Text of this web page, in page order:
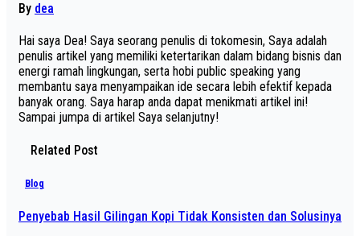
By dea
Hai saya Dea! Saya seorang penulis di tokomesin, Saya adalah
penulis artikel yang memiliki ketertarikan dalam bidang bisnis dan
energi ramah lingkungan, serta hobi public speaking yang
membantu saya menyampaikan ide secara lebih efektif kepada
banyak orang. Saya harap anda dapat menikmati artikel ini!
Sampai jumpa di artikel Saya selanjutny!
Related Post
Blog
Penyebab Hasil Gilingan Kopi Tidak Konsisten dan Solusinya